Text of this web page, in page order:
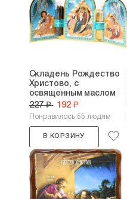
Складень Рождество
Христово, с
освященным маслом
и...
227 ₽ 192 ₽
Понравилось 55 людям
В КОРЗИНУ